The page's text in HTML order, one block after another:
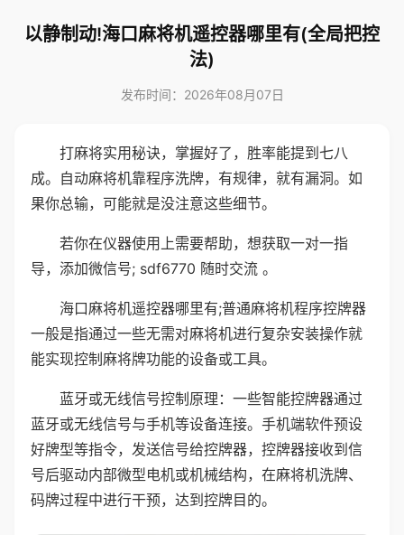
以静制动!海口麻将机遥控器哪里有(全局把控
法)
发布时间：2026年08月07日
打麻将实用秘诀，掌握好了，胜率能提到七八
成。自动麻将机靠程序洗牌，有规律，就有漏洞。如
果你总输，可能就是没注意这些细节。
若你在仪器使用上需要帮助，想获取一对一指
导，添加微信号; sdf6770 随时交流 。
海口麻将机遥控器哪里有;普通麻将机程序控牌器
一般是指通过一些无需对麻将机进行复杂安装操作就
能实现控制麻将牌功能的设备或工具。
蓝牙或无线信号控制原理：一些智能控牌器通过
蓝牙或无线信号与手机等设备连接。手机端软件预设
好牌型等指令，发送信号给控牌器，控牌器接收到信
号后驱动内部微型电机或机械结构，在麻将机洗牌、
码牌过程中进行干预，达到控牌目的。